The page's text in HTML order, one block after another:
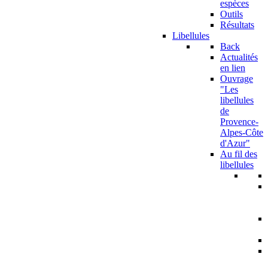
espèces
Outils
Résultats
Libellules
Back
Actualités
en lien
Ouvrage
"Les
libellules
de
Provence-
Alpes-Côte
d'Azur"
Au fil des
libellules